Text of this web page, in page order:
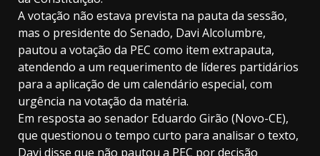
A votação não estava prevista na pauta da sessão,
mas o presidente do Senado, Davi Alcolumbre,
pautou a votação da PEC como item extrapauta,
atendendo a um requerimento de líderes partidários
para a aplicação de um calendário especial, com
urgência na votação da matéria.
Em resposta ao senador Eduardo Girão (Novo-CE),
que questionou o tempo curto para analisar o texto,
Davi disse que não pautou a PEC por decisão